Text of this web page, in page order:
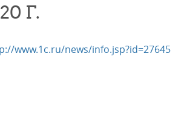
Г.
www.1c.ru/news/info.jsp?id=27645